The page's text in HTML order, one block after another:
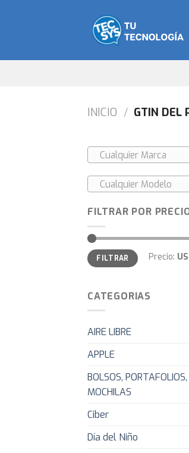
INICIO / GTIN DEL
Cualquier Marca
Cualquier Modelo
FILTRAR POR
Precio
mínimo
Precio
máximo
FILTRAR Precio:
CATEGORIAS
AIRE LIBRE
APPLE
BOLSOS, PORTAFOLIOS,
MOCHILAS
Ciber
Día del Niño